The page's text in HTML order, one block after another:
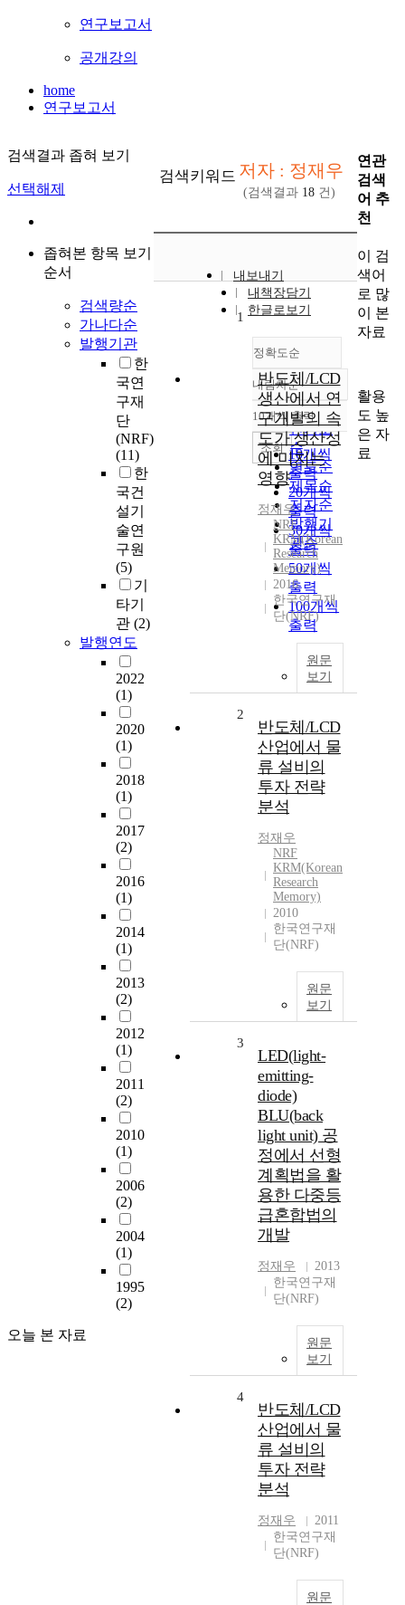
연구보고서
공개강의
home
연구보고서
검색결과 좁혀 보기
선택해제
좁혀본 항목 보기
순서
검색량순
가나다순
발행기관
한
국연
구재
단
(NRF)
(11)
한
국건
설기
술연
구원
(5)
기
타기
관 (2)
발행연도
2022
(1)
2020
(1)
2018
(1)
2017
(2)
2016
(1)
2014
(1)
2013
(2)
2012
(1)
2011
(2)
2010
(1)
2006
(2)
2004
(1)
1995
(2)
오늘 본 자료
검색키워드 저자 : 정재우
(검색결과 18 건)
내보내기
내책장담기
한글로보기
정확도순
정확도
순
인기도
순
연도순
제목순
저자순
발행기
관순
내림차순
내림차순
10개씩 출력
10개씩
출력
20개씩
출력
30개씩
출력
50개씩
출력
100개씩
출력
조회
1
반도체/LCD
생산에서 연
구개발의 속
도가 생산성
에 미치는
영향
정재우
NRF
KRM(Korean
Research
Memory)
2016
한국연구재
단(NRF)
원문
보기
2
반도체/LCD
산업에서 물
류 설비의
투자 전략
분석
정재우
NRF
KRM(Korean
Research
Memory)
2010
한국연구재
단(NRF)
원문
보기
3
LED(light-
emitting-
diode)
BLU(back
light unit) 공
정에서 선형
계획법을 활
용한 다중등
급혼합법의
개발
정재우
2013
한국연구재
단(NRF)
원문
보기
4
반도체/LCD
산업에서 물
류 설비의
투자 전략
분석
정재우
2011
한국연구재
단(NRF)
원문
연관
검색
어 추
천
이 검
색어
로 많
이 본
자료
활용
도 높
은 자
료